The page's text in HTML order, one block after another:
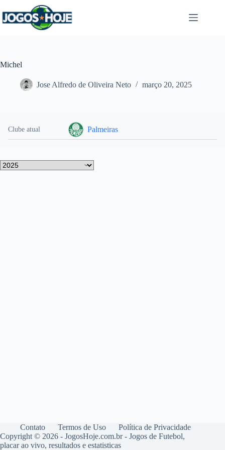
para
o
Michel
Jose Alfredo de Oliveira Neto março 20, 2025
Clube atual Palmeiras
Contato Termos de Uso
Política de Privacidade
Copyright © 2026 - JogosHoje.com.br - Jogos de Futebol,
placar ao vivo, resultados e estatisticas